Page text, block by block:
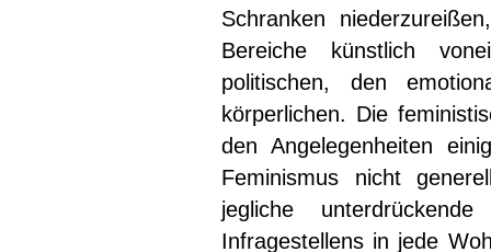
Schranken
Bereiche künstlich
politischen, den
körperlichen. Die
den Angelegenheiten
Feminismus nicht
jegliche
Infragestellens in jede